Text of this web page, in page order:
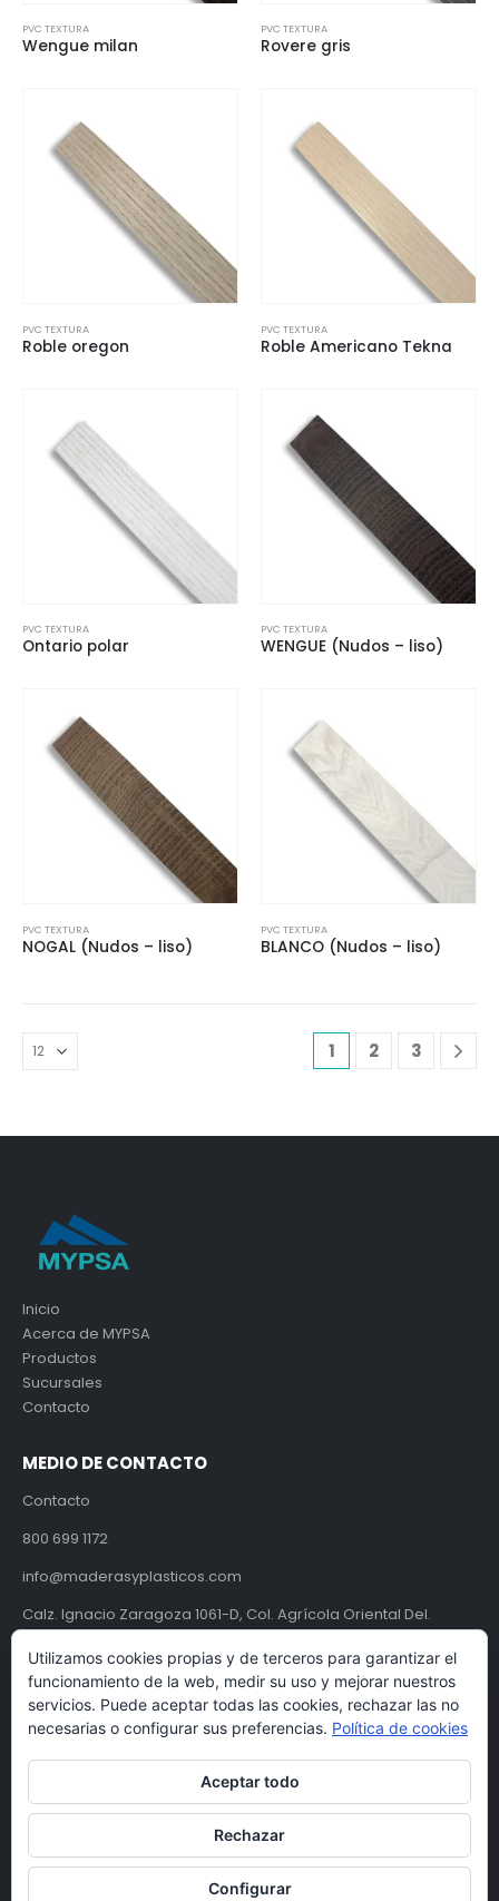
PVC TEXTURA
Wengue milan
PVC TEXTURA
Rovere gris
PVC TEXTURA
Roble oregon
PVC TEXTURA
Roble Americano Tekna
PVC TEXTURA
Ontario polar
PVC TEXTURA
WENGUE (Nudos – liso)
PVC TEXTURA
NOGAL (Nudos – liso)
PVC TEXTURA
BLANCO (Nudos – liso)
1 2 3
Inicio
Acerca de MYPSA
Productos
Sucursales
Contacto
MEDIO DE CONTACTO
Contacto
800 699 1172
info@maderasyplasticos.com
Calz. Ignacio Zaragoza 1061-D, Col. Agrícola Oriental Del.
Aviso de Privacidad
Utilizamos cookies propias y de terceros para garantizar el
funcionamiento de la web, medir su uso y mejorar nuestros
servicios. Puede aceptar todas las cookies, rechazar las no
necesarias o configurar sus preferencias. Política de cookies
Aceptar todo
Rechazar
Configurar